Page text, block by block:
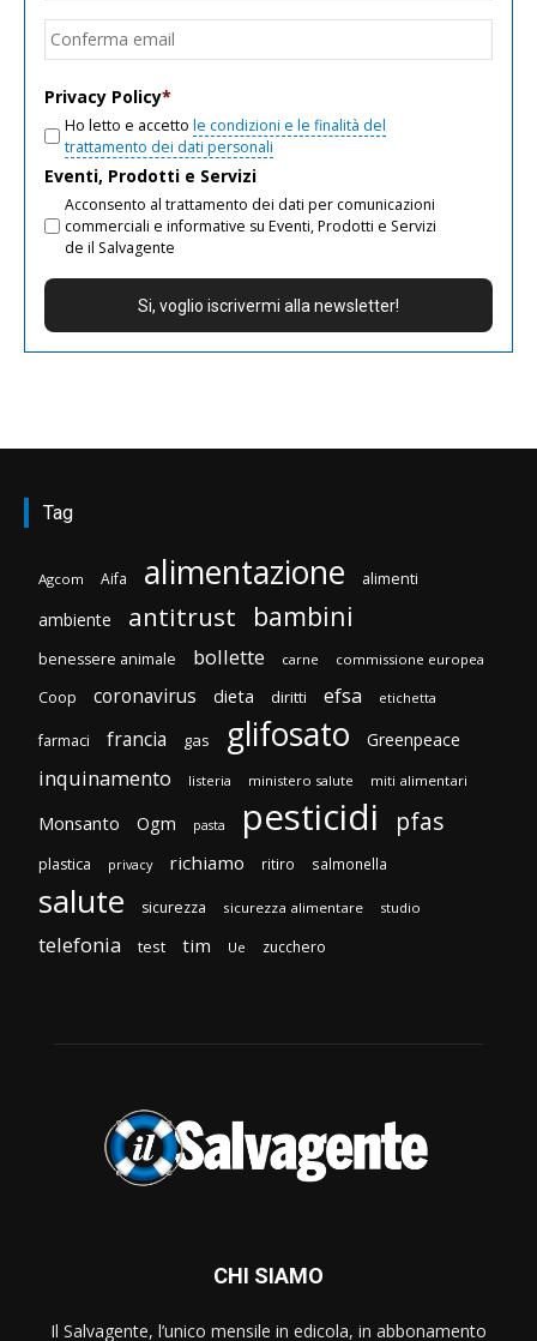
Privacy Policy*
Ho letto e accetto le condizioni e le finalità del
trattamento dei dati personali
Eventi, Prodotti e Servizi
Acconsento al trattamento dei dati per comunicazioni
commerciali e informative su Eventi, Prodotti e Servizi
de il Salvagente
Tag
Agcom Aifa alimentazione alimenti
ambiente antitrust bambini
benessere animale bollette carne commissione europea
Coop coronavirus dieta diritti efsa etichetta
farmaci francia gas glifosato Greenpeace
inquinamento listeria ministero salute miti alimentari
Monsanto Ogm pasta pesticidi pfas
plastica privacy richiamo ritiro salmonella
salute sicurezza sicurezza alimentare studio
telefonia test tim Ue zucchero
CHI SIAMO
Il Salvagente, l’unico mensile in edicola, in abbonamento